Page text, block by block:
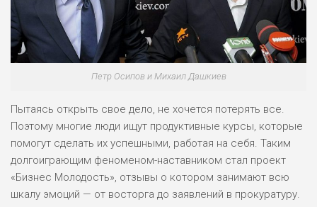
Петр Осипов и Михаил Дашкиев
Пытаясь открыть свое дело, не хочется потерять все.
Поэтому многие люди ищут продуктивные курсы, которые
помогут сделать их успешными, работая на себя. Таким
долгоиграющим феноменом-наставником стал проект
«Бизнес Молодость», отзывы о котором занимают всю
шкалу эмоций — от восторга до заявлений в прокуратуру.